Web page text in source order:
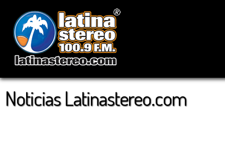
Noticias Latinastereo.com